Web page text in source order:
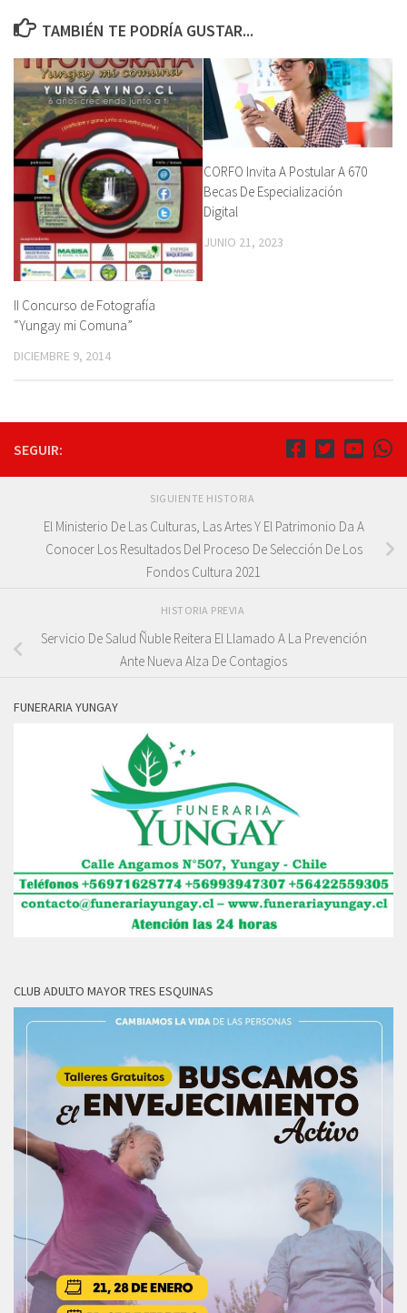
TAMBIÉN TE PODRÍA GUSTAR...
II Concurso de Fotografía
“Yungay mi Comuna”
DICIEMBRE 9, 2014
CORFO Invita A Postular A 670
Becas De Especialización
Digital
JUNIO 21, 2023
SEGUIR:
SIGUIENTE HISTORIA
El Ministerio De Las Culturas, Las Artes Y El Patrimonio Da A
Conocer Los Resultados Del Proceso De Selección De Los
Fondos Cultura 2021
HISTORIA PREVIA
Servicio De Salud Ñuble Reitera El Llamado A La Prevención
Ante Nueva Alza De Contagios
FUNERARIA YUNGAY
CLUB ADULTO MAYOR TRES ESQUINAS